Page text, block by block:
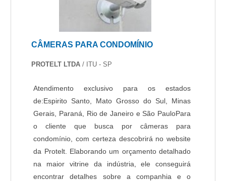
CÂMERAS PARA CONDOMÍNIO
PROTELT LTDA / ITU - SP
Atendimento exclusivo para os estados
de:Espirito Santo, Mato Grosso do Sul, Minas
Gerais, Paraná, Rio de Janeiro e São PauloPara
o cliente que busca por câmeras para
condomínio, com certeza descobrirá no website
da Protelt. Elaborando um orçamento detalhado
na maior vitrine da indústria, ele conseguirá
encontrar detalhes sobre a companhia e o